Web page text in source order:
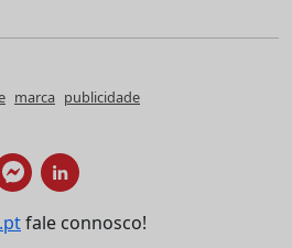
marca publicidade
fale connosco!